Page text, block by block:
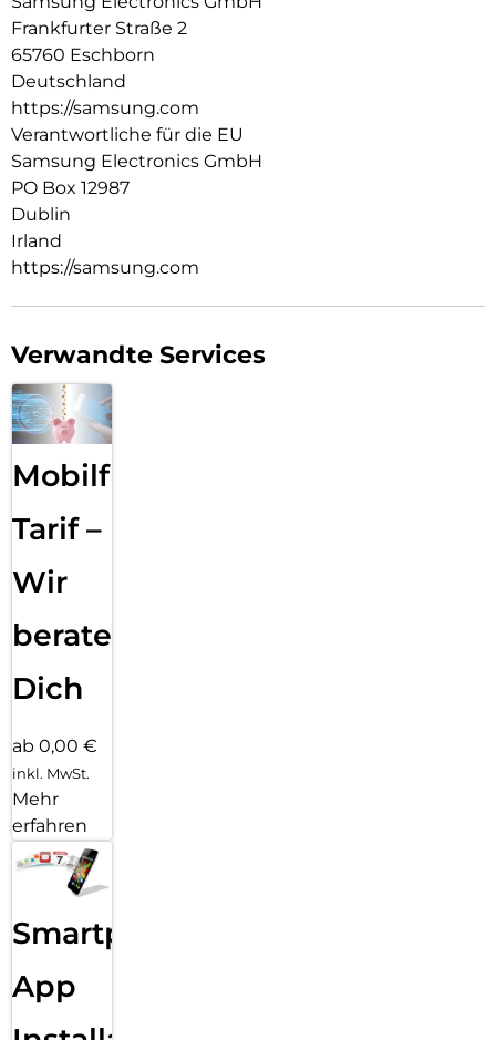
Frankfurter Straße 2
65760 Eschborn
Deutschland
https://samsung.com
Verantwortliche für die EU
Samsung Electronics GmbH
PO Box 12987
Dublin
Irland
https://samsung.com
Verwandte Services
Mobilfunk
Tarif –
Wir
beraten
Dich
ab 0,00 €
inkl. MwSt.
Mehr
erfahren
Smartphone
App